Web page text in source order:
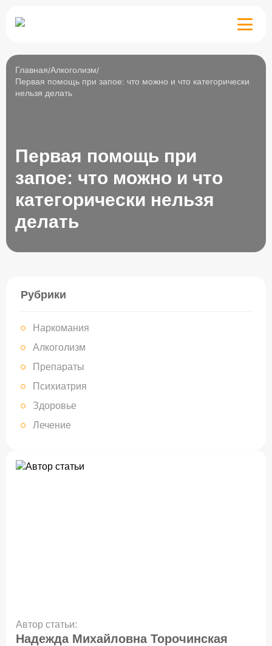
Препараты
Психиатрия
Здоровье
Главная Алкоголизм
Первая помощь при запое: что можно и что категорически
нельзя делать
Первая помощь при
запое: что можно и что
категорически нельзя
делать
Автор статьи:
Надежда Михайловна Торочинская
Рубрики
Наркомания
Алкоголизм
Препараты
Психиатрия
Здоровье
Лечение